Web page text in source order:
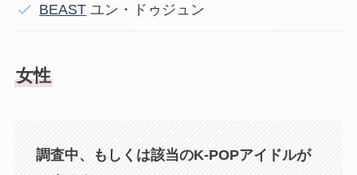
BEAST ユン・ドゥジュン
女性
調査中、もしくは該当のK-POPアイドルが